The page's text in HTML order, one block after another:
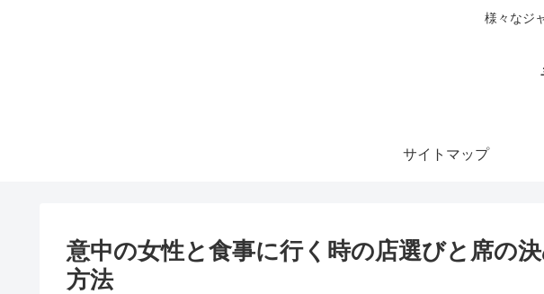
様々なジ
サイトマップ
意中の女性と食事に行く時の店選びと席の
方法